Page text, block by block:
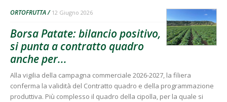
ORTOFRUTTA 12 Giugno 2026
Borsa Patate: bilancio positivo,
si punta a contratto quadro
anche per...
Alla vigilia della campagna commerciale 2026-2027, la filiera
conferma la validità del Contratto quadro e della programmazione
produttiva. Più complesso il quadro della cipolla, per la quale si